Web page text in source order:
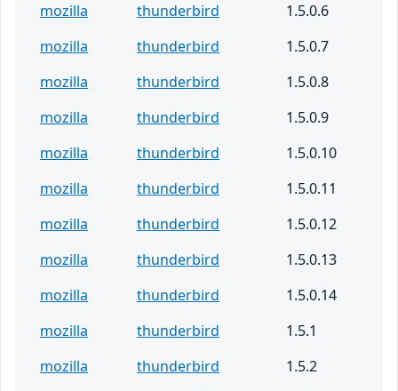
mozilla
thunderbird
1.5.0.6
mozilla
thunderbird
1.5.0.7
mozilla
thunderbird
1.5.0.8
mozilla
thunderbird
1.5.0.9
mozilla
thunderbird
1.5.0.10
mozilla
thunderbird
1.5.0.11
mozilla
thunderbird
1.5.0.12
mozilla
thunderbird
1.5.0.13
mozilla
thunderbird
1.5.0.14
mozilla
thunderbird
1.5.1
mozilla
thunderbird
1.5.2